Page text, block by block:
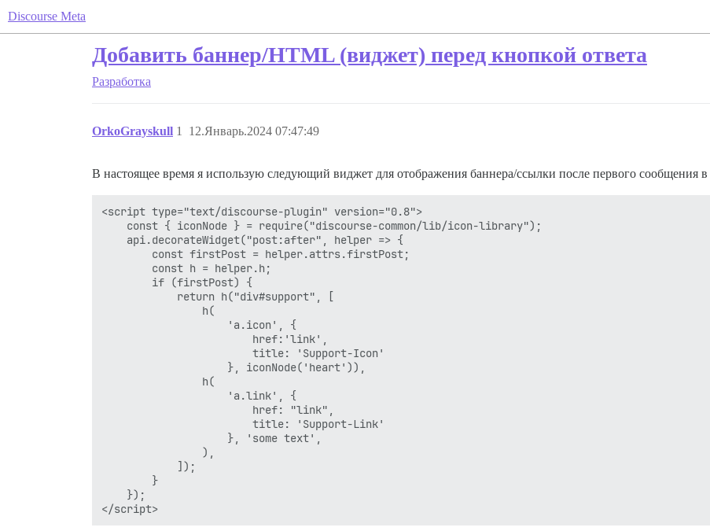
Discourse Meta
Добавить баннер/HTML (виджет) перед кнопкой ответа
Разработка
OrkoGrayskull 12.Январь.2024 07:47:49
1
В настоящее время я использую следующий виджет для отображения баннера/ссылки после первого сообщения в
<script type="text/discourse-plugin" version="0.8">
    const { iconNode } = require("discourse-common/lib/icon-library");
    api.decorateWidget("post:after", helper => {
        const firstPost = helper.attrs.firstPost;
        const h = helper.h;
        if (firstPost) {
            return h("div#support", [
                h(
                    'a.icon', {
                        href:'link',
                        title: 'Support-Icon'
                    }, iconNode('heart')),
                h(
                    'a.link', {
                        href: "link",
                        title: 'Support-Link'
                    }, 'some text',
                ),
            ]);
        }
    });